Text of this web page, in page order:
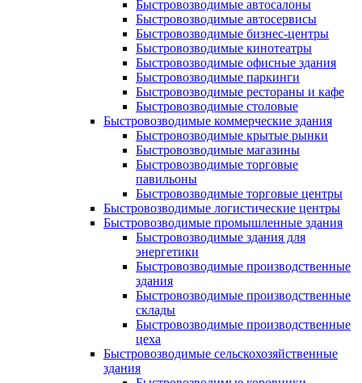
Быстровозводимые автосалоны
Быстровозводимые автосервисы
Быстровозводимые бизнес-центры
Быстровозводимые кинотеатры
Быстровозводимые офисные здания
Быстровозводимые паркинги
Быстровозводимые рестораны и кафе
Быстровозводимые столовые
Быстровозводимые коммерческие здания
Быстровозводимые крытые рынки
Быстровозводимые магазины
Быстровозводимые торговые
павильоны
Быстровозводимые торговые центры
Быстровозводимые логистические центры
Быстровозводимые промышленные здания
Быстровозводимые здания для
энергетики
Быстровозводимые производственные
здания
Быстровозводимые производственные
склады
Быстровозводимые производственные
цеха
Быстровозводимые сельскохозяйственные
здания